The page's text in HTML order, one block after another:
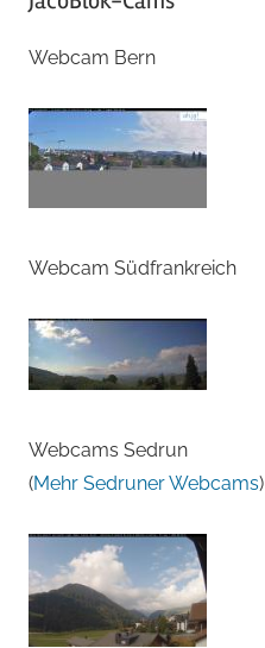
Webcam Bern
Webcam Südfrankreich
Webcams Sedrun
(Mehr Sedruner Webcams)